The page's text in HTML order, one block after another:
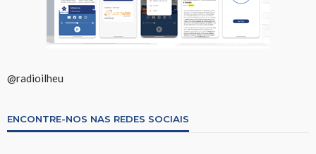
@radioilheu
ENCONTRE-NOS NAS REDES SOCIAIS